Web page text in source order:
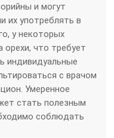
и могут
их употреблять в
у некоторых
что требует
индивидуальные
с врачом
Умеренное
стать полезным
соблюдать